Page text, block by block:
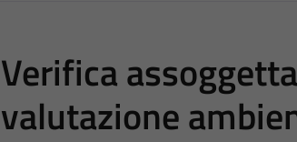
Verifica
valutazione